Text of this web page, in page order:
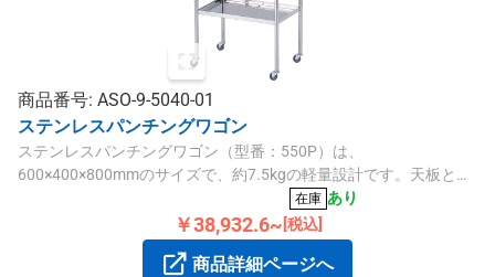
商品番号: ASO-9-5040-01
ステンレスパンチングワゴン
ステンレスパンチングワゴン（型番：550P）は、
600×400×800mmのサイズで、約7.5kgの軽量設計です。天板と棚
にパンチング加工を施し、クリーンルームなど衛生面に配慮した
環境に適しています。キャスター搭載で移動も容易です。
在庫 あり
￥38,932.6~ [税込]
商品詳細ページへ